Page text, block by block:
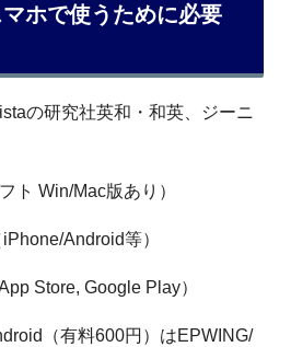
ホで使うために必要
の研究社英和・和英、ジーニ
ト Win/Mac版あり）
Android等）
Store, Google Play）
（有料600円）はEPWING/